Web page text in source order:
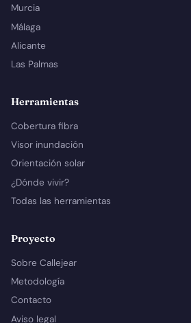
Murcia
Málaga
Alicante
Las Palmas
Herramientas
Cobertura fibra
Visor inundación
Orientación solar
¿Dónde vivir?
Todas las herramientas
Proyecto
Sobre Callejear
Metodología
Contacto
Aviso legal